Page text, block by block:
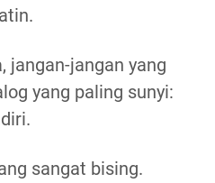
jangan-jangan yang
yang paling sunyi:
sangat bising.